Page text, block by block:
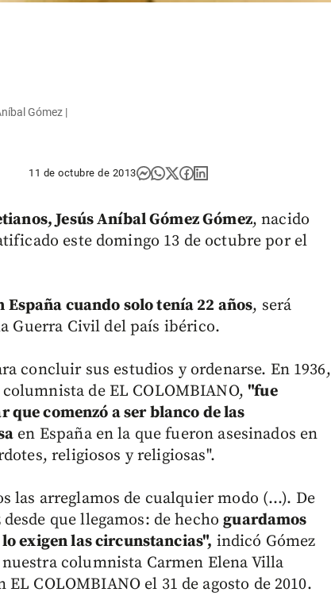
Gómez |
11 de octubre de 2013
Jesús Aníbal Gómez Gómez, nacido
este domingo 13 de octubre por el
España cuando solo tenía 22 años, será
Guerra Civil del país ibérico.
concluir sus estudios y ordenarse. En 1936,
de EL COLOMBIANO,"fue
comenzó a ser blanco de las
en España en la que fueron asesinados en
religiosos y religiosas".
las arreglamos de cualquier modo (…). De
que llegamos: de hechoguardamos
exigen las circunstancias", indicó Gómez
columnista Carmen Elena Villa
COLOMBIANO el 31 de agosto de 2010.